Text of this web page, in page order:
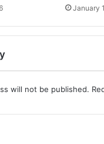
January
will not be published.